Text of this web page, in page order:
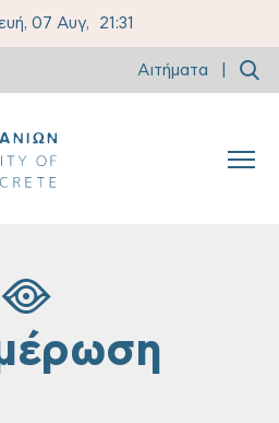
07 Αυγ, 21:31
Αιτήματα